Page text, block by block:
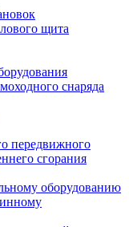
щита
снаряда
передвижного
сгорания
оборудованию